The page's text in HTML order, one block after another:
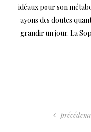
idéaux pour son
ayons des doutes
grandir un jour. La